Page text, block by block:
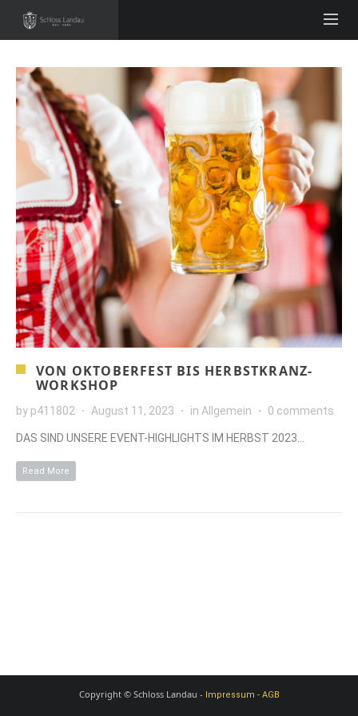
VON OKTOBERFEST BIS HERBSTKRANZ-
WORKSHOP
by p411802 August 11, 2023 in Allgemein 0 comments
DAS SIND UNSERE EVENT-HIGHLIGHTS IM HERBST 2023…
Read More
Copyright © Schloss Landau - Impressum - AGB